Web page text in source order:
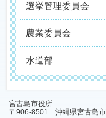
選挙管理委員会
農業委員会
水道部
宮古島市役所
〒906-8501 沖縄県宮古島